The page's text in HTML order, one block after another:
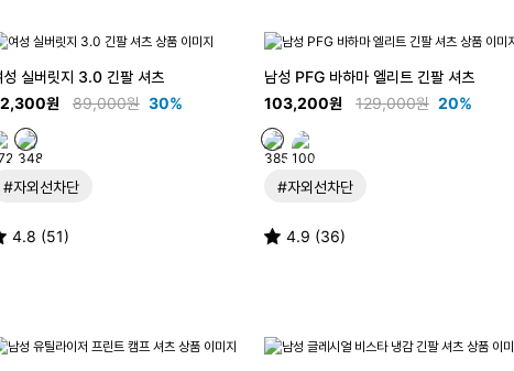
성 실버릿지 3.0 긴팔 셔츠
원
89,000원 30%
#자외선차단
4.8 (51)
남성 PFG 바하마 엘리트 긴팔 셔츠
103,200원
129,000원 20%
#자외선차단
4.9 (36)